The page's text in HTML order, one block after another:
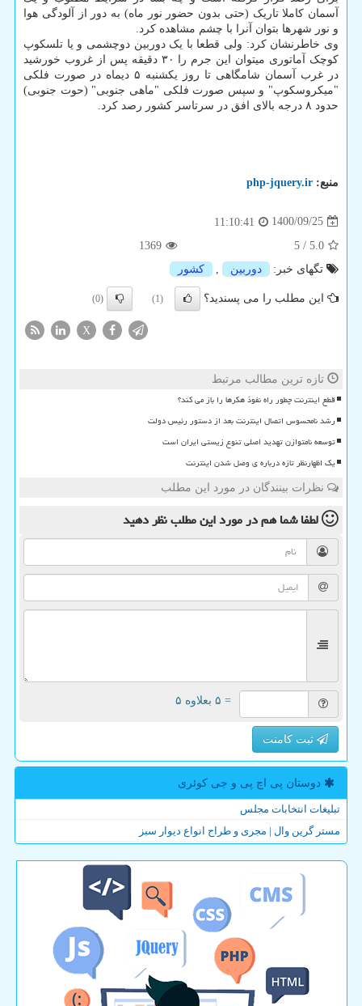
آسمان کاملا تاریک (حتی بدون حضور نور ماه) به دور از آلودگی هوا
و نور شهرها بتوان آنرا با چشم مشاهده کرد.
وی خاطرنشان کرد: ولی قطعا با یک دوربین دوچشمی و یا تلسکوپ
کوچک آماتوری میتوان این جرم را ۳۰ دقیقه پس از غروب خورشید
در غرب آسمان شامگاهی تا روز یکشنبه ۵ دیماه در صورت فلکی
"میکروسکوپ" و سپس صورت فلکی "ماهی جنوبی" (حوت جنوبی)
حدود ۸ درجه بالای افق در سرتاسر کشور رصد کرد.
منبع: php-jquery.ir
1400/09/25
11:10:41
5.0
/
5
1369
تگهای خبر:
دوربین كشور
این مطلب را می پسندید؟ (1)
(0)
X
تازه ترین مطالب مرتبط
قطع اینترنت چطور راه نفوذ هکرها را باز می کند؟
رشد نامحسوس اتصال اینترنت بعد از دستور رئیس دولت
توسعه نامتوازن تهدید اصلی تنوع زیستی ایران است
یک اظهارنظر تازه درباره ی وصل شدن اینترنت
نظرات بینندگان در مورد این مطلب
لطفا شما همدر مورد این مطلبنظر دهید
= ۵ بعلاوه ۵
ثبت کامنت
دوستان پی اچ پی و جی كوئری
تبلیغات انتخابات مجلس
مستر گرین وال | مجری و طراح انواع دیوار سبز